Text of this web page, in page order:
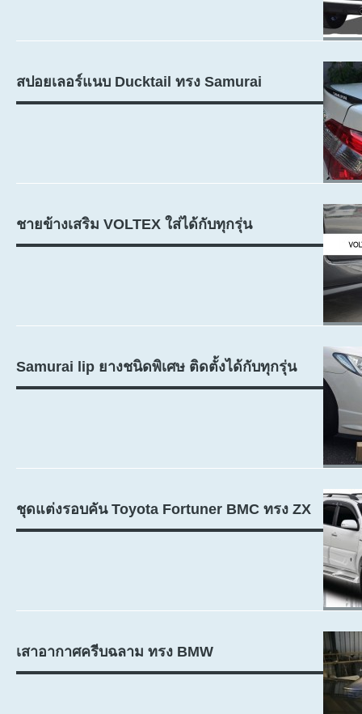
สปอยเลอร์แนบ Ducktail ทรง Samurai
ชายข้างเสริม VOLTEX ใส่ได้กับทุกรุ่น
Samurai lip ยางชนิดพิเศษ ติดตั้งได้กับทุกรุ่น
ชุดแต่งรอบคัน Toyota Fortuner BMC ทรง ZX
เสาอากาศครีบฉลาม ทรง BMW